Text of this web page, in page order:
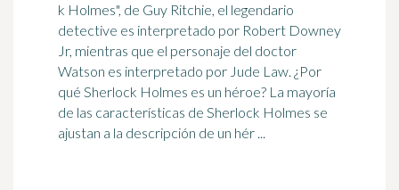
k Holmes", de Guy Ritchie, el legendario
detective es interpretado por Robert Downey
Jr, mientras que el personaje del doctor
Watson es interpretado por Jude Law. ¿Por
qué Sherlock Holmes es un héroe? La mayoría
de las características de Sherlock Holmes se
ajustan a la descripción de un hér ...